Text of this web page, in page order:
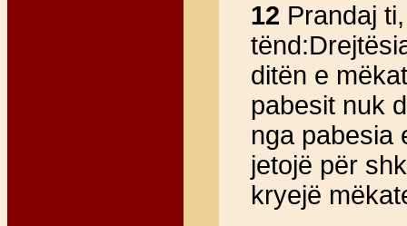
12 Prandaj
ditën e
pabesit nuk
nga pabesia
jetojë për
kryejë